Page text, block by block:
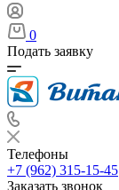
0
Подать заявку
Телефоны
+7 (962) 315-15-45
Заказать звонок